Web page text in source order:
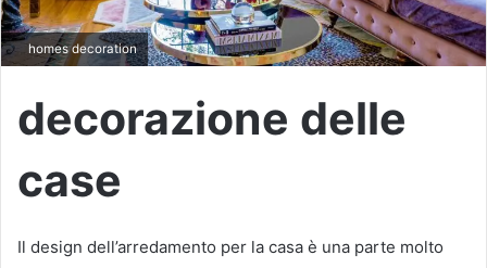
homes decoration
decorazione delle
case
Il design dell’arredamento per la casa è una parte molto